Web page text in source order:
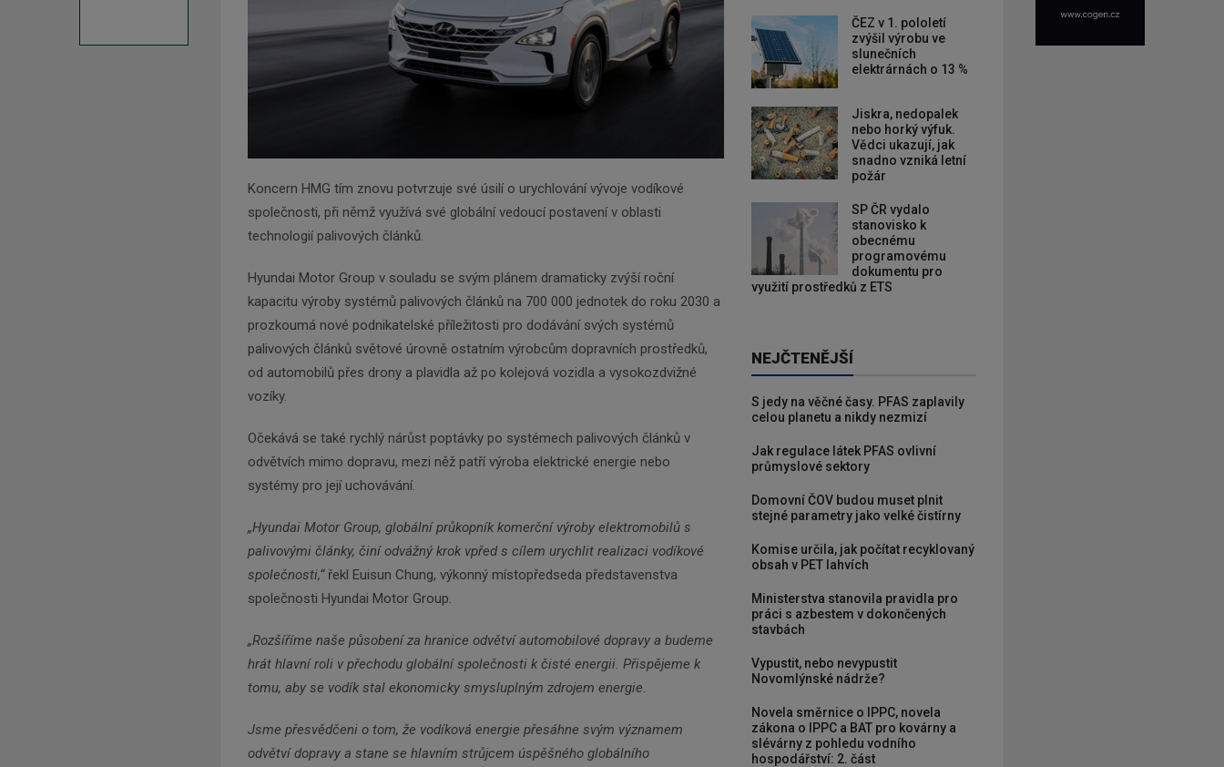
Koncern HMG tím znovu potvrzuje své úsilí o urychlování vývoje vodíkové
společnosti, při němž využívá své globální vedoucí postavení v oblasti
technologií palivových článků.
Hyundai Motor Group v souladu se svým plánem dramaticky zvýší roční
kapacitu výroby systémů palivových článků na 700 000 jednotek do roku 2030 a
prozkoumá nové podnikatelské příležitosti pro dodávání svých systémů
palivových článků světové úrovně ostatním výrobcům dopravních prostředků,
od automobilů přes drony a plavidla až po kolejová vozidla a vysokozdvižné
vozíky.
Očekává se také rychlý nárůst poptávky po systémech palivových článků v
odvětvích mimo dopravu, mezi něž patří výroba elektrické energie nebo
systémy pro její uchovávání.
„Hyundai Motor Group, globální průkopník komerční výroby elektromobilů s
palivovými články, činí odvážný krok vpřed s cílem urychlit realizaci vodíkové
společnosti,“řekl Euisun Chung, výkonný místopředseda představenstva
společnosti Hyundai Motor Group.
„Rozšíříme naše působení za hranice odvětví automobilové dopravy a budeme
hrát hlavní roli v přechodu globální společnosti k čisté energii. Přispějeme k
tomu, aby se vodík stal ekonomicky smysluplným zdrojem energie.
Jsme přesvědčeni o tom, že vodíková energie přesáhne svým významem
odvětví dopravy a stane se hlavním strůjcem úspěšného globálního
ČEZ v 1. pololetí
zvýšil výrobu ve
slunečních
elektrárnách o 13 %
Jiskra, nedopalek
nebo horký výfuk.
Vědci ukazují, jak
snadno vzniká letní
požár
SP ČR vydalo
stanovisko k
obecnému
programovému
dokumentu pro
využití prostředků z ETS
NEJČTENĚJŠÍ
S jedy na věčné časy. PFAS zaplavily
celou planetu a nikdy nezmizí
Jak regulace látek PFAS ovlivní
průmyslové sektory
Domovní ČOV budou muset plnit
stejné parametry jako velké čistírny
Komise určila, jak počítat recyklovaný
obsah v PET lahvích
Ministerstva stanovila pravidla pro
práci s azbestem v dokončených
stavbách
Vypustit, nebo nevypustit
Novomlýnské nádrže?
Novela směrnice o IPPC, novela
zákona o IPPC a BAT pro kovárny a
slévárny z pohledu vodního
hospodářství: 2. část